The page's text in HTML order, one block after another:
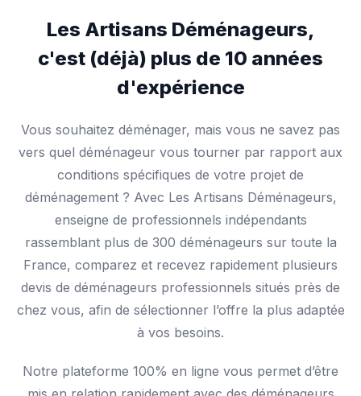
Les Artisans Déménageurs,
c'est (déjà) plus de 10 années
d'expérience
Vous souhaitez déménager, mais vous ne savez pas
vers quel déménageur vous tourner par rapport aux
conditions spécifiques de votre projet de
déménagement ? Avec Les Artisans Déménageurs,
enseigne de professionnels indépendants
rassemblant plus de 300 déménageurs sur toute la
France, comparez et recevez rapidement plusieurs
devis de déménageurs professionnels situés près de
chez vous, afin de sélectionner l’offre la plus adaptée
à vos besoins.
Notre plateforme 100% en ligne vous permet d’être